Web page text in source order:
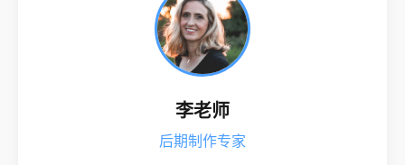
李老师
后期制作专家